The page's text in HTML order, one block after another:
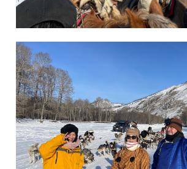
冬のモンゴルツアー写真集｜雪遊
馬・犬ぞり体験